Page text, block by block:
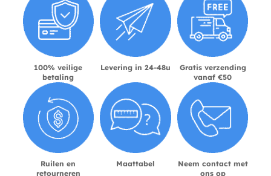
100% veilige
betaling
Levering in 24-48u
Gratis verzending
vanaf €50
Ruilen en
retourneren
Maattabel
Neem contact met
ons op